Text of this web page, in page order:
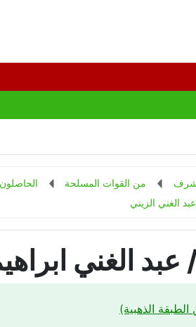
من القوات المسلحة
الغني الزيني
الغني
الذهبية)